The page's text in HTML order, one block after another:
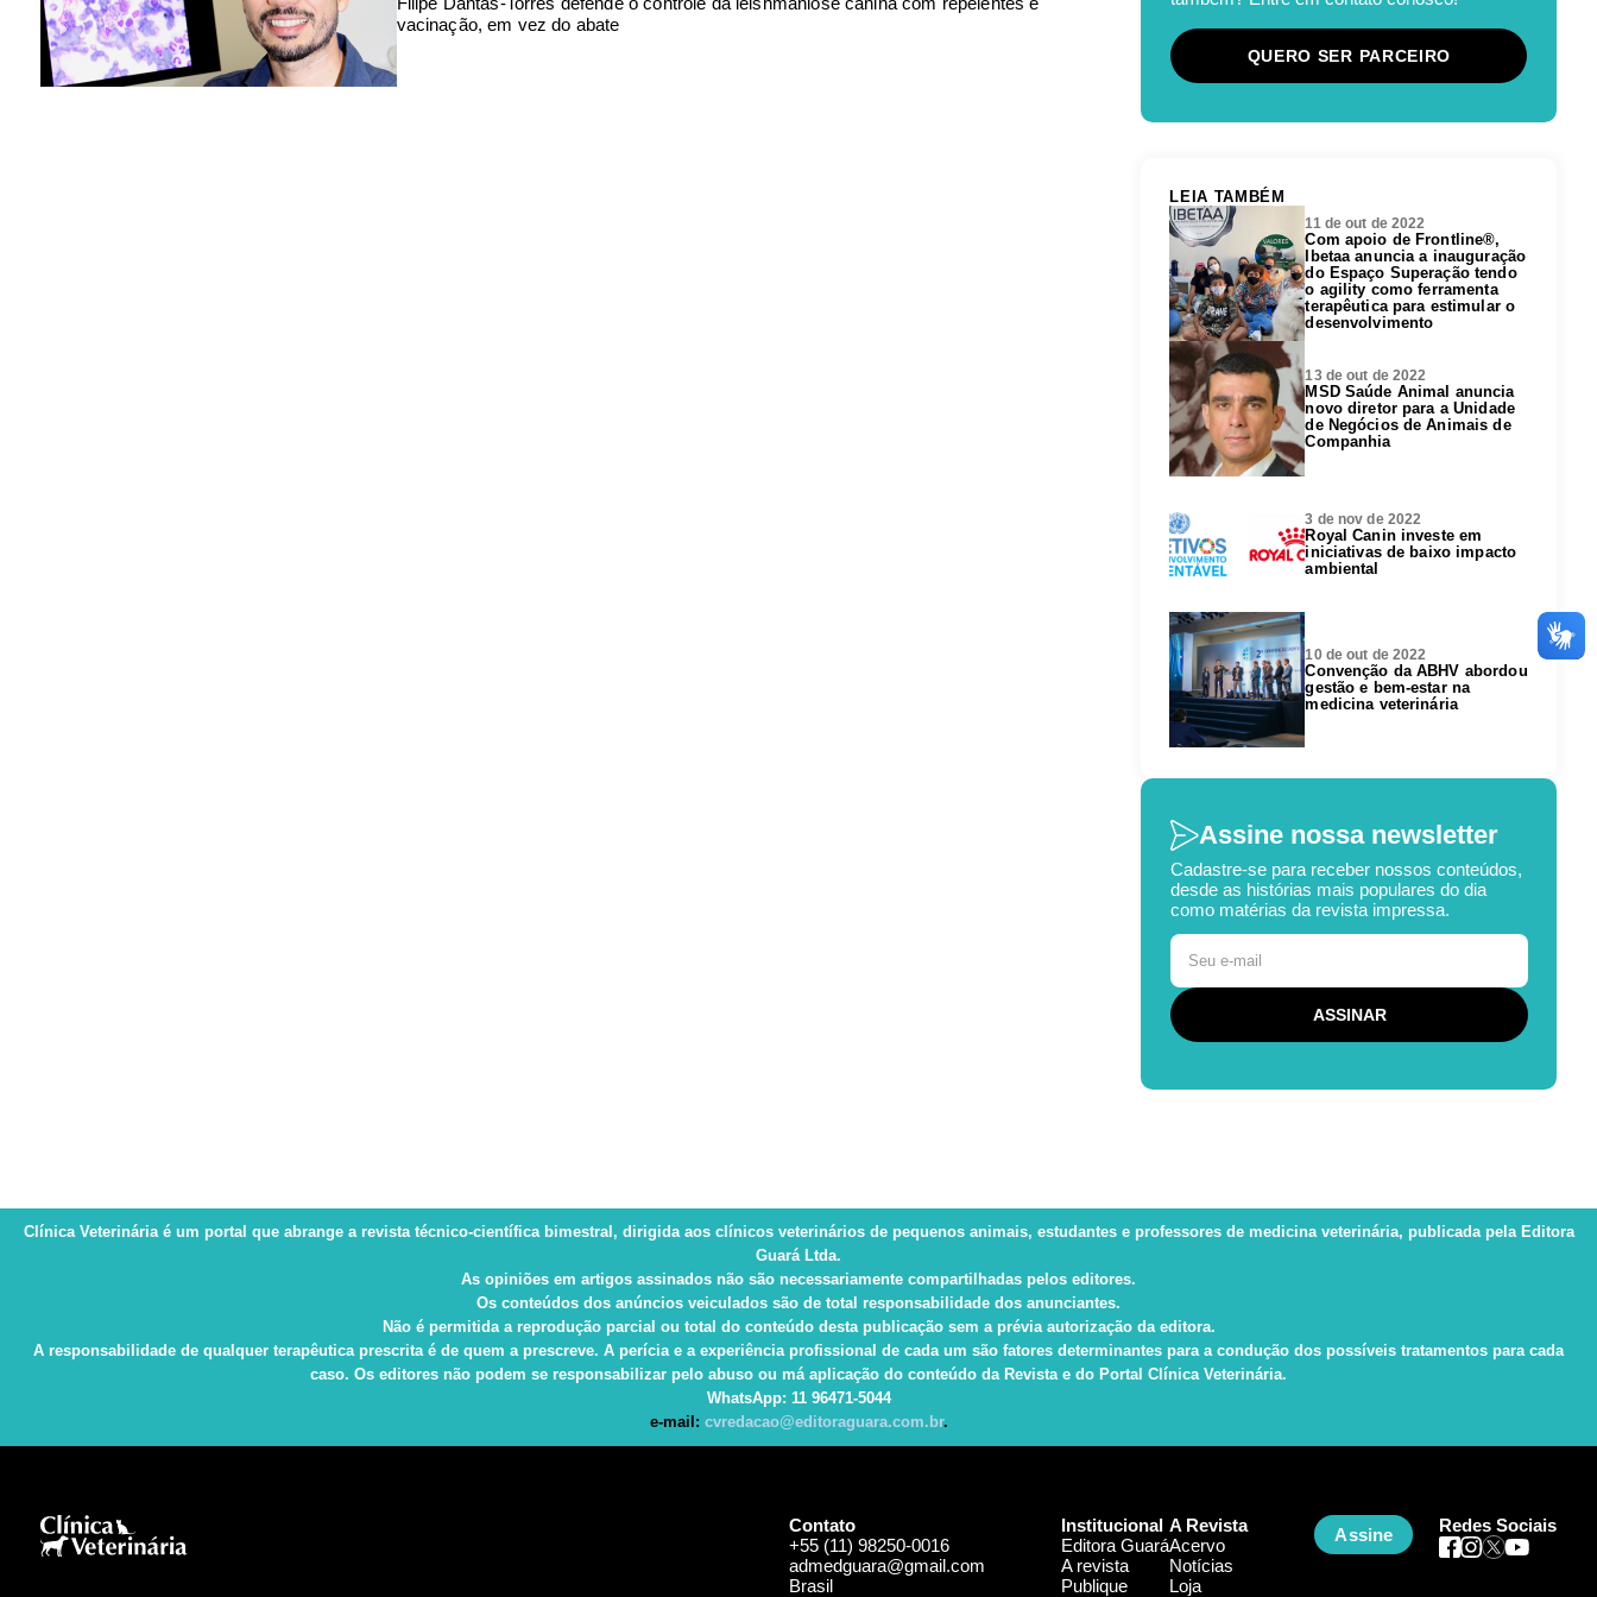
vacinação, em vez do abate
QUERO SER PARCEIRO
LEIA TAMBÉM
11 de out de 2022
Com apoio de Frontline®,
Ibetaa anuncia a inauguração
do Espaço Superação tendo
o agility como ferramenta
terapêutica para estimular o
desenvolvimento
13 de out de 2022
MSD Saúde Animal anuncia
novo diretor para a Unidade
de Negócios de Animais de
Companhia
3 de nov de 2022
Royal Canin investe em
iniciativas de baixo impacto
ambiental
10 de out de 2022
Convenção da ABHV abordou
gestão e bem-estar na
medicina veterinária
Assine nossa newsletter
Cadastre-se para receber nossos conteúdos,
desde as histórias mais populares do dia
como matérias da revista impressa.
Clínica Veterináriaé um portal que abrange a revista técnico-científica bimestral, dirigida aos clínicos veterinários de pequenos animais, estudantes e professores de medicina veterinária, publicada pela Editora
Guará Ltda.
As opiniões em artigos assinados não são necessariamente compartilhadas pelos editores.
Os conteúdos dos anúncios veiculados são de total responsabilidade dos anunciantes.
Não é permitida a reprodução parcial ou total do conteúdo desta publicação sem a prévia autorização da editora.
A responsabilidade de qualquer terapêutica prescrita é de quem a prescreve. A perícia e a experiência profissional de cada um são fatores determinantes para a condução dos possíveis tratamentos para cada
caso. Os editores não podem se responsabilizar pelo abuso ou má aplicação do conteúdo da Revista e do Portal Clínica Veterinária.
WhatsApp: 11 96471-5044
e-mail: cvredacao@editoraguara.com.br.
Contato
+55 (11) 98250-0016
admedguara@gmail.com
Brasil
Institucional
Editora Guará
A revista
Publique
A Revista
Acervo
Notícias
Loja
Assine Redes Sociais